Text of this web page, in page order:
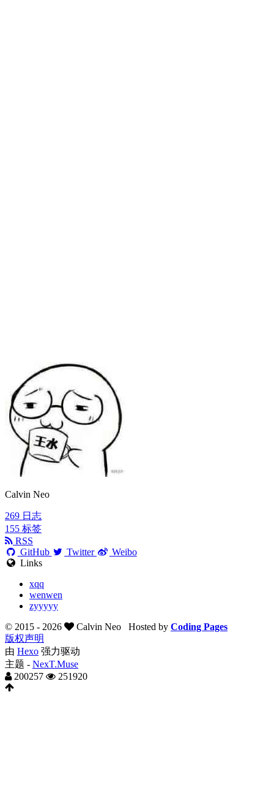
Calvin Neo
269 日志
155 标签
RSS
GitHub
Twitter
Weibo
Links
xqq
wenwen
zyyyyy
© 2015 - 2026 Calvin Neo Hosted by Coding Pages
版权声明
由 Hexo 强力驱动
主题 - NexT.Muse
200257
251920